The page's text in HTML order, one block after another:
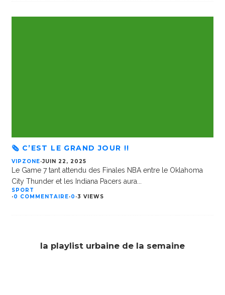
🗞️ C’EST LE GRAND JOUR !!
VIPZONE·JUIN 22, 2025
Le Game 7 tant attendu des Finales NBA entre le Oklahoma
City Thunder et les Indiana Pacers aura...
SPORT
·0 COMMENTAIRE·0 ·3 VIEWS
la playlist urbaine de la semaine